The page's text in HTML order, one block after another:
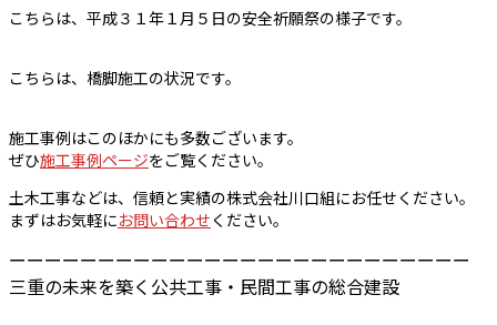
こちらは、平成３１年１月５日の安全祈願祭の様子です。
こちらは、橋脚施工の状況です。
施工事例はこのほかにも多数ございます。
ぜひ施工事例ページをご覧ください。
土木工事などは、信頼と実績の株式会社川口組にお任せください。
まずはお気軽にお問い合わせ ください。
ーーーーーーーーーーーーーーーーーーーーーーーーーー
三重の未来を築く公共工事・民間工事の総合建設